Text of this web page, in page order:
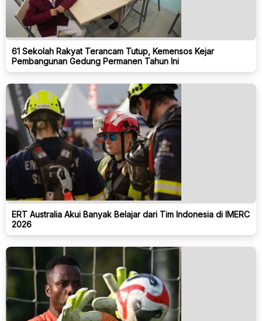
61 Sekolah Rakyat Terancam Tutup, Kemensos Kejar
Pembangunan Gedung Permanen Tahun Ini
ERT Australia Akui Banyak Belajar dari Tim Indonesia di IMERC
2026